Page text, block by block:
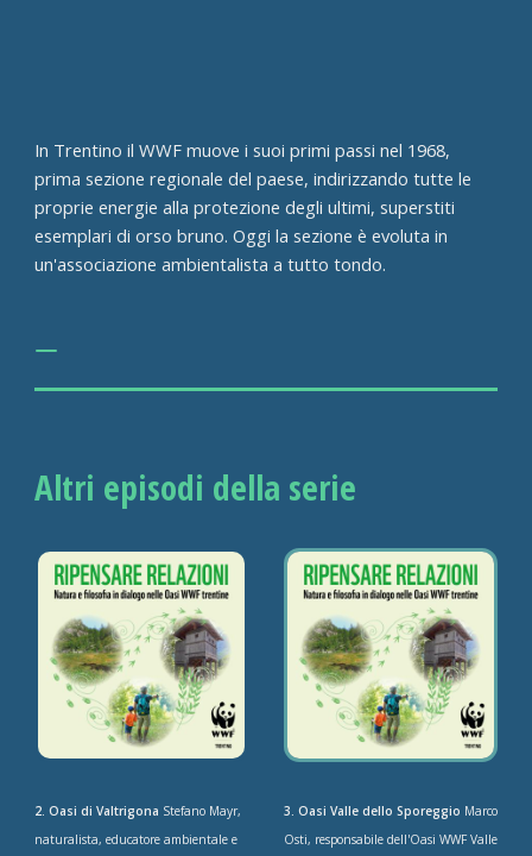
In Trentino il WWF muove i suoi primi passi nel 1968,
prima sezione regionale del paese, indirizzando tutte le
proprie energie alla protezione degli ultimi, superstiti
esemplari di orso bruno. Oggi la sezione è evoluta in
un'associazione ambientalista a tutto tondo.
Altri episodi della serie
2. Oasi di Valtrigona Stefano Mayr,
naturalista, educatore ambientale e
3. Oasi Valle dello Sporeggio Marco
Osti, responsabile dell'Oasi WWF Valle